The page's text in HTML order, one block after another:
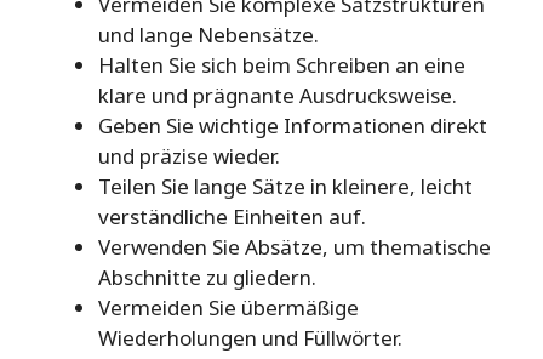
und lange Nebensätze.
Halten Sie sich beim Schreiben an eine
klare und prägnante Ausdrucksweise.
Geben Sie wichtige Informationen direkt
und präzise wieder.
Teilen Sie lange Sätze in kleinere, leicht
verständliche Einheiten auf.
Verwenden Sie Absätze, um thematische
Abschnitte zu gliedern.
Vermeiden Sie übermäßige
Wiederholungen und Füllwörter.